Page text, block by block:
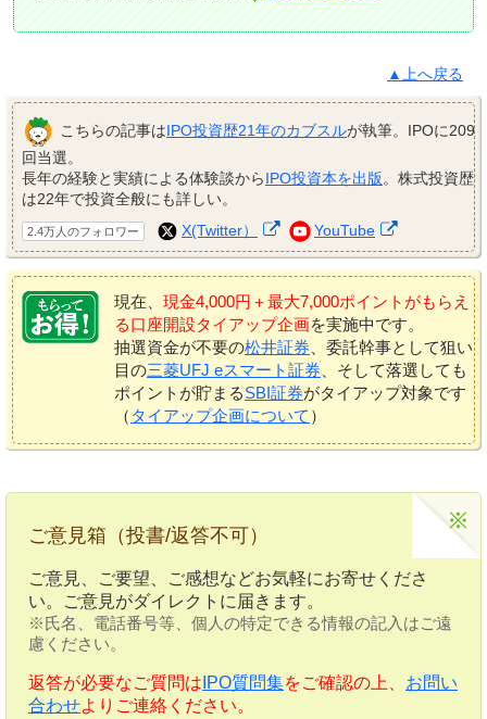
▲上へ戻る
こちらの記事はIPO投資歴21年のカブスルが執筆。IPOに209
回当選。
長年の経験と実績による体験談からIPO投資本を出版。株式投資歴
は22年で投資全般にも詳しい。
2.4万人のフォロワー X(Twitter） YouTube
現在、 現金4,000円＋最大7,000ポイントがもらえ
る口座開設タイアップ企画を実施中です。
抽選資金が不要の松井証券、委託幹事として狙い
目の三菱UFJ eスマート証券、そして落選しても
ポイントが貯まるSBI証券がタイアップ対象です
（ タイアップ企画について ）
ご意見箱（投書/返答不可）
ご意見、ご要望、ご感想などお気軽にお寄せくださ
い。ご意見がダイレクトに届きます。
※氏名、電話番号等、個人の特定できる情報の記入はご遠
慮ください。
返答が必要なご質問は IPO質問集をご確認の上、 お問い
合わせよりご連絡ください。